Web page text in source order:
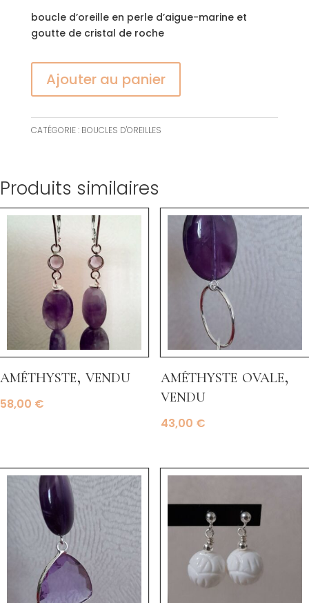
boucle d’oreille en perle d’aigue-marine et
goutte de cristal de roche
Ajouter au panier
CATÉGORIE : BOUCLES D'OREILLES
Produits similaires
améthyste, vendu
58,00 €
améthyste ovale,
vendu
43,00 €